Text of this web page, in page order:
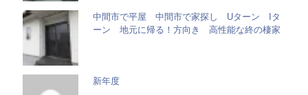
中間市で平屋 中間市で家探し Uターン Iタ
ーン 地元に帰る！方向き 高性能な終の棲家
新年度